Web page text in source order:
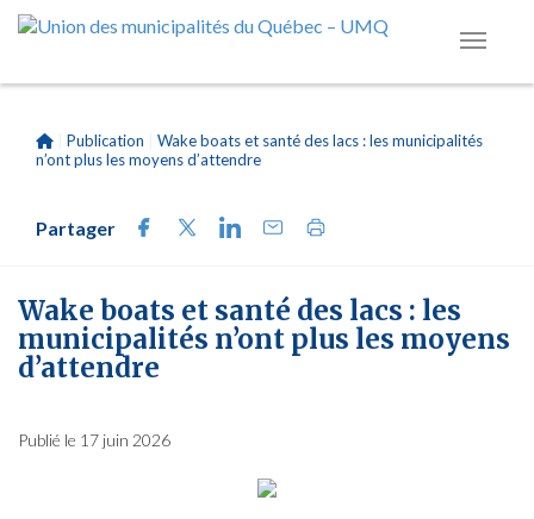
Publication
Wake boats et santé des lacs : les municipalités
n’ont plus les moyens d’attendre
Partager
Wake boats et santé des lacs : les
municipalités n’ont plus les moyens
d’attendre
Publié le 17 juin 2026